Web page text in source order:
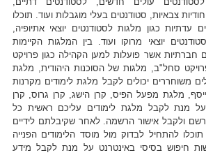
צבאיות, סטודנטים בעלי מוגבלות ועוד. תוכלו
עדתיות כגון מלגות לסטודנטים יוצאי אתיופיה,
יוצאי מרוקו ועוד. בין המלגות הקיימות
חברתיות אשר פועלות למען הקהילה כגון פרויקט
סחל"ב, מלגות של הסוכנות היהודית, מלגת
משוחררים יכולים לקבל מלגת לימודים מקרנות
מלגת מפעל הפיס, קרן הישג, קרן גרוס, קרן
מנת לקבל מלגת לימודים עליכם ראשית כל
ולקבל אישור הרשמה. לאחר שקיבלתם לידיים
להתחיל לבדוק מול מוסד הלימודים הפנייה
חיפוש בסיסי באינטרנט על מנת לקבל מידע